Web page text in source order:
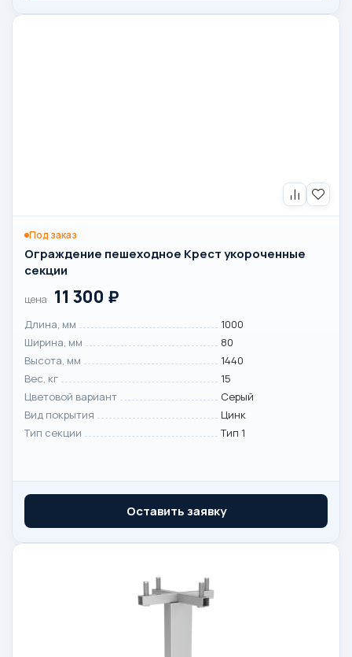
Под заказ
Ограждение пешеходное Крест укороченные
секции
цена 11 300 ₽
Длина, мм
1000
Ширина, мм
80
Высота, мм
1440
Вес, кг
15
Цветовой вариант
Серый
Вид покрытия
Цинк
Тип секции
Тип 1
Оставить заявку